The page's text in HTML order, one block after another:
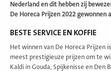
Nederland en dit hebben zij
De Horeca Prijzen 2022
BESTE SERVICE EN KOFFIE
Het winnen van De Horeca Prijzen
meest prestigieuze prijzen om te
Kaldi in Gouda, Spijkenisse en Den